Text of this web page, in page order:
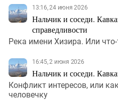
13:16, 24 июня 2026
Нальчик и соседи.
справедливости
Река имени Хизира. Или что-
16:45, 2 июня 2026
Нальчик и соседи.
Конфликт интересов, или
человечку